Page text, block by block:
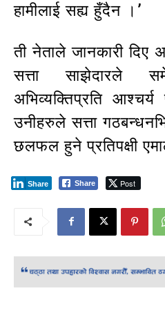
हामीलाई सह्य हुँदैन ।’
ती नेताले जानकारी
सत्ता साझेदारले
अभिव्यक्तिप्रति
उनीहरुले सत्ता
छलफल हुने प्रतिपक्षी
Share Post
Share